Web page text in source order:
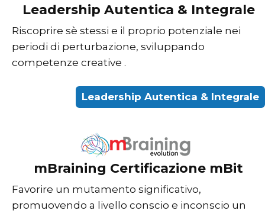
Leadership Autentica & Integrale
Riscoprire sè stessi e il proprio potenziale nei
periodi di perturbazione, sviluppando
competenze creative .
Leadership Autentica & Integrale
mBraining Certificazione mBit
Favorire un mutamento significativo,
promuovendo a livello conscio e inconscio un